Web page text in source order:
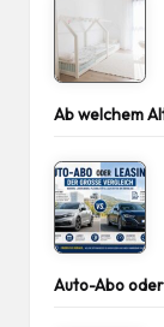
Ab welchem
Auto-Abo